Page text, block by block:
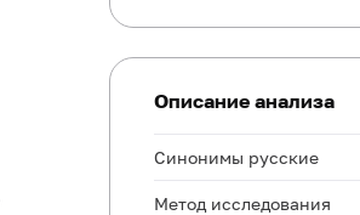
Описание анализа
Синонимы русские
Метод исследования